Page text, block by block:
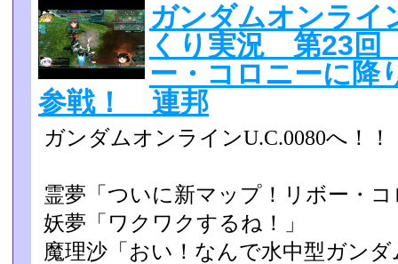
ガンダムオンラ
くり実況 第23
ー・コロニーに
参戦！ 連邦
ガンダムオンラインU.C.0080へ！！
霊夢「ついに新マップ！リボー・
妖夢「ワクワクするね！」
魔理沙「おい！なんで水中型ガン